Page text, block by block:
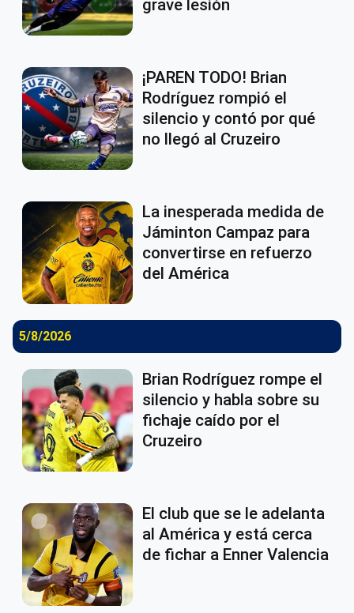
grave lesión
¡PAREN TODO! Brian
Rodríguez rompió el
silencio y contó por qué
no llegó al Cruzeiro
La inesperada medida de
Jáminton Campaz para
convertirse en refuerzo
del América
5/8/2026
Brian Rodríguez rompe el
silencio y habla sobre su
fichaje caído por el
Cruzeiro
El club que se le adelanta
al América y está cerca
de fichar a Enner Valencia